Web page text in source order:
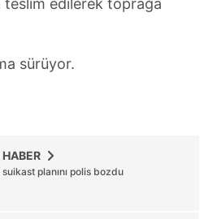
sunabilmek için İnternet
vasıtasıyla çeşitli kişisel
amacıyla
ve sizlere yönelik
yapılması, amaçlarıyla
dahilinde kullanılacaktır.
teslim edilerek toprağa
sürüyor.
planını polis bozdu